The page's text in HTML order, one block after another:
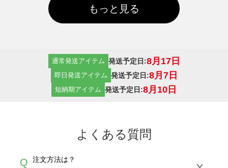
もっと見る
通常発送アイテム 発送予定日:8月17日
即日発送アイテム 発送予定日:8月7日
短納期アイテム 発送予定日:8月10日
よくある質問
Q 注文方法は？